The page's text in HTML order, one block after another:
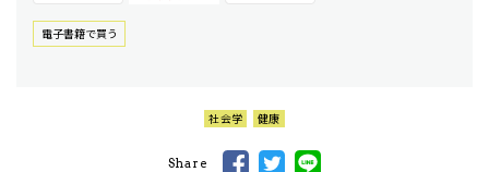
電⼦書籍で買う
社会学 健康
Share